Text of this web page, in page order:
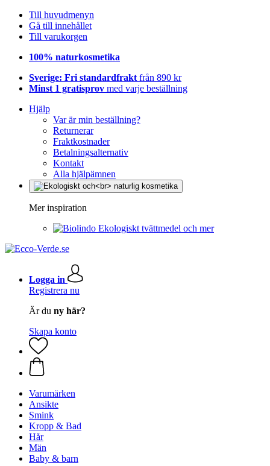
Till huvudmenyn
Gå till innehållet
Till varukorgen
100% naturkosmetika
Sverige: Fri standardfrakt från 890 kr
Minst 1 gratisprov med varje beställning
Hjälp
Var är min beställning?
Returnerar
Fraktkostnader
Betalningsalternativ
Kontakt
Alla hjälpämnen
Mer inspiration
Ekologiskt tvättmedel och mer
Logga in
Registrera nu
Är du ny här?
Skapa konto
Varumärken
Ansikte
Smink
Kropp & Bad
Hår
Män
Baby & barn